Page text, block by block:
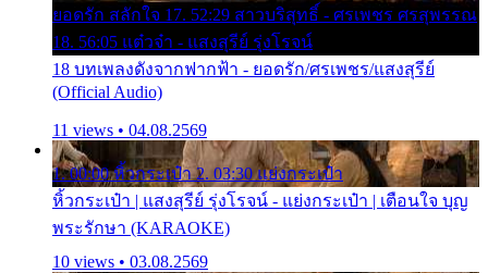
ยอดรัก สลักใจ 17. 52:29 สาวบริสุทธิ์ - ศรเพชร ศรสุพรรณ
18. 56:05 แต๋วจ๋า - แสงสุรีย์ รุ่งโรจน์
18 บทเพลงดังจากฟากฟ้า - ยอดรัก/ศรเพชร/แสงสุรีย์
(Official Audio)
11 views • 04.08.2569
1. 00:00 หิ้วกระเป๋า 2. 03:30 แย่งกระเป๋า
หิ้วกระเป๋า | แสงสุรีย์ รุ่งโรจน์ - แย่งกระเป๋า | เตือนใจ บุญ
พระรักษา (KARAOKE)
10 views • 03.08.2569